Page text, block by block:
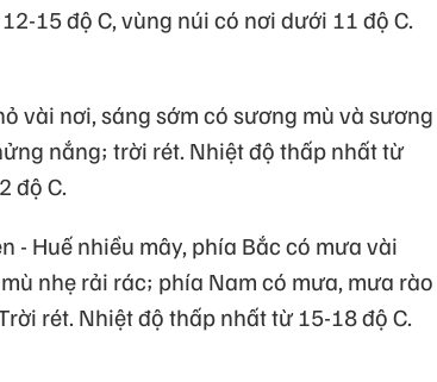
15 độ C, vùng núi có nơi dưới 11 độ C.
vài nơi, sáng sớm có sương mù và sương
nắng; trời rét. Nhiệt độ thấp nhất từ
độ C.
- Huế nhiều mây, phía Bắc có mưa vài
nhẹ rải rác; phía Nam có mưa, mưa rào
rét. Nhiệt độ thấp nhất từ 15-18 độ C.